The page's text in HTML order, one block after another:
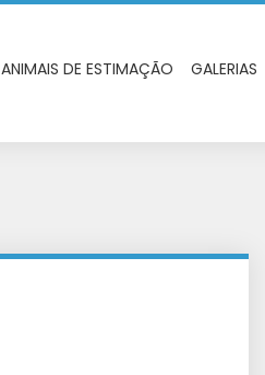
ANIMAIS DE ESTIMAÇÃO GALERIAS